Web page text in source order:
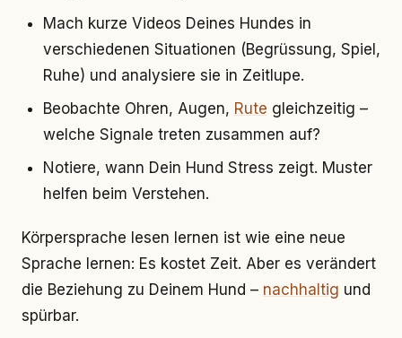
Mach kurze Videos Deines Hundes in
verschiedenen Situationen (Begrüssung, Spiel,
Ruhe) und analysiere sie in Zeitlupe.
Beobachte Ohren, Augen, Rute gleichzeitig –
welche Signale treten zusammen auf?
Notiere, wann Dein Hund Stress zeigt. Muster
helfen beim Verstehen.
Körpersprache lesen lernen ist wie eine neue
Sprache lernen: Es kostet Zeit. Aber es verändert
die Beziehung zu Deinem Hund – nachhaltig und
spürbar.